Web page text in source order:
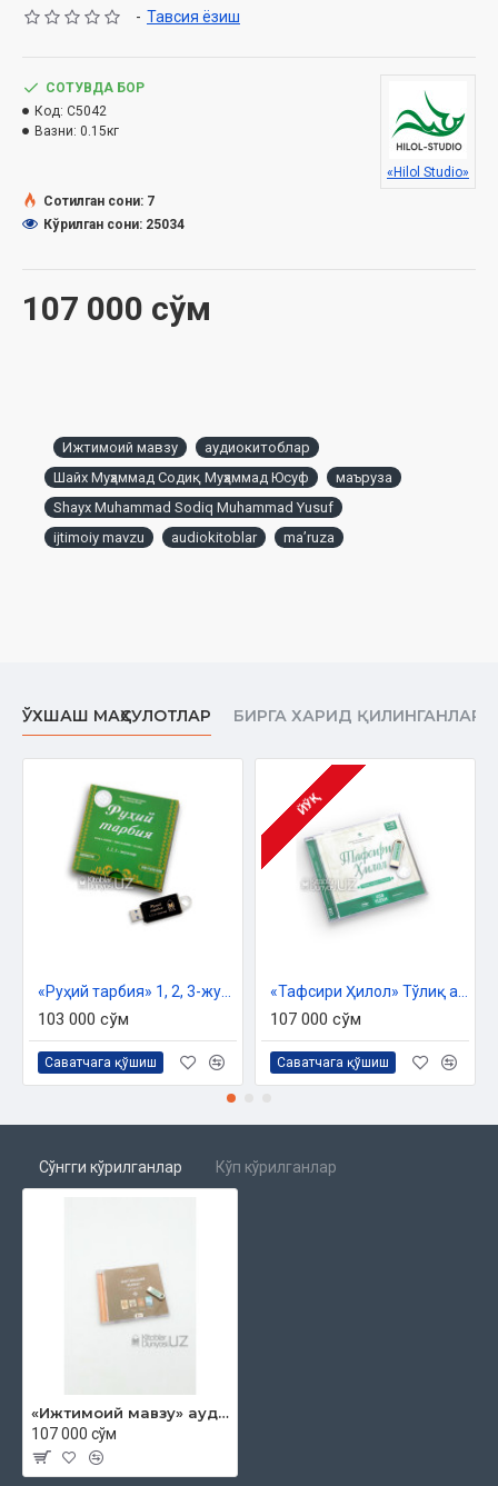
- Тавсия ёзиш
107 000 сўм
СОТУВДА БОР
Код: C5042
Вазни: 0.15кг
«Hilol Studio»
Сотилган сони: 7
Кўрилган сони: 25034
Ижтимоий мавзу
аудиокитоблар
Шайх Муҳаммад Содиқ Муҳаммад Юсуф
маъруза
Shayx Muhammad Sodiq Muhammad Yusuf
ijtimoiy mavzu
audiokitoblar maʼruza
ЎХШАШ МАҲСУЛОТЛАР БИРГА ХАРИД ҚИЛИНГАНЛАР
103 000 сўм
Саватчага қўшиш
ЙЎҚ
107 000 сўм
Саватчага қўшиш
Сўнгги кўрилганлар Кўп кўрилганлар
«Ижтимоий мавзу» аудио китоблар (usb-flash)
107 000 сўм